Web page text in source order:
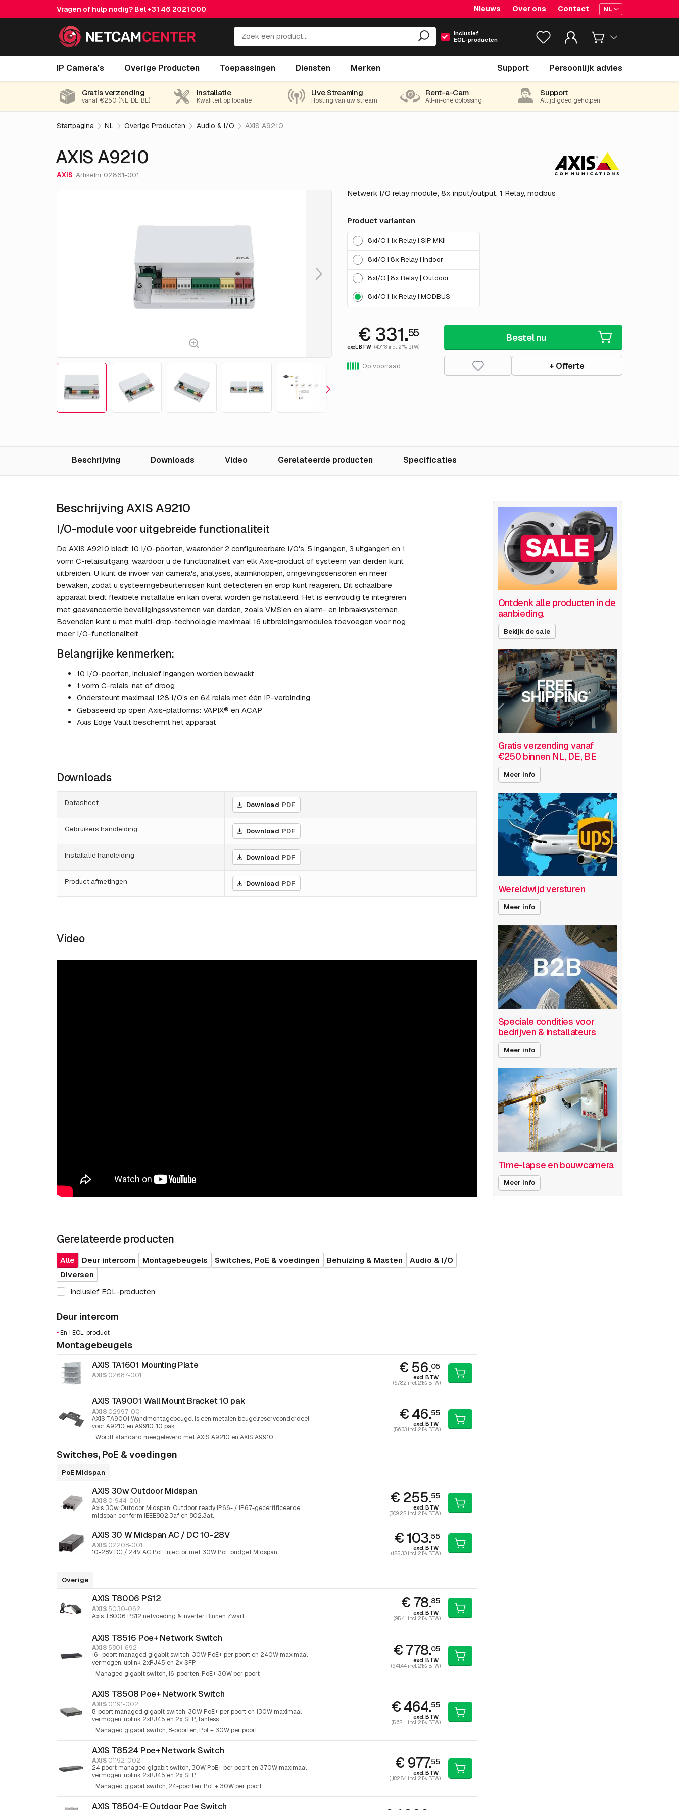
Vragen of hulp nodig? Bel+31 46 2021 000 Nieuws Over ons Contact NL
Inclusief
EOL-producten
IP Camera's Overige Producten Toepassingen Diensten Merken Support Persoonlijk advies
AXIS A9210 € 331.55
Gratis verzending
vanaf €250 (NL, DE, BE)
Installatie
Kwaliteit op locatie
Live Streaming
Hosting van uw stream
Rent-a-Cam
All-in-one oplossing
Support
Altijd goed geholpen
Startpagina NL Overige Producten Audio & I/O AXIS A9210
AXIS A9210
AXIS Artikelnr 02861-001
Netwerk I/O relay module, 8x input/output, 1 Relay, modbus
Product varianten
8xI/O | 1x Relay | SIP MKII
8xI/O | 8x Relay | Indoor
8xI/O | 8x Relay | Outdoor
8xI/O | 1x Relay | MODBUS
€ 331.55
excl. BTW (401.18 incl. 21% BTW)
Op voorraad
Bestel nu
+ Offerte
Beschrijving Downloads Video Gerelateerde producten Specificaties
Beschrijving AXIS A9210
I/O-module voor uitgebreide functionaliteit
De AXIS A9210 biedt 10 I/O-poorten, waaronder 2 configureerbare I/O's, 5 ingangen, 3 uitgangen en 1
vorm C-relaisuitgang, waardoor u de functionaliteit van elk Axis-product of systeem van derden kunt
uitbreiden. U kunt de invoer van camera's, analyses, alarmknoppen, omgevingssensoren en meer
bewaken, zodat u systeemgebeurtenissen kunt detecteren en erop kunt reageren. Dit schaalbare
apparaat biedt flexibele installatie en kan overal worden geïnstalleerd. Het is eenvoudig te integreren
met geavanceerde beveiligingssystemen van derden, zoals VMS'en en alarm- en inbraaksystemen.
Bovendien kunt u met multi-drop-technologie maximaal 16 uitbreidingsmodules toevoegen voor nog
meer I/O-functionaliteit.
Belangrijke kenmerken:
10 I/O-poorten, inclusief ingangen worden bewaakt
1 vorm C-relais, nat of droog
Ondersteunt maximaal 128 I/O's en 64 relais met één IP-verbinding
Gebaseerd op open Axis-platforms: VAPIX® en ACAP
Axis Edge Vault beschermt het apparaat
Downloads
Datasheet Download PDF
Gebruikers handleiding Download PDF
Installatie handleiding Download PDF
Product afmetingen Download PDF
Video
Gerelateerde producten
Alle Deur intercom Montagebeugels Switches, PoE & voedingen Behuizing & Masten
Audio & I/O
Diversen
Inclusief EOL-producten
Deur intercom
• En 1 EOL-product
Montagebeugels
AXIS TA1601 Mounting Plate
AXIS 02687-001 € 56.05
excl. BTW
(67.82 incl. 21% BTW)
AXIS TA9001 Wall Mount Bracket 10 pak
AXIS 02997-001
AXIS TA9001 Wandmontagebeugel is een metalen beugelreserveonderdeel
voor A9210 en A9910. 10 pak
Wordt standard meegeleverd met AXIS A9210 en AXIS A9910
€ 46.55
excl. BTW
(56.33 incl. 21% BTW)
Switches, PoE & voedingen
PoE Midspan
AXIS 30w Outdoor Midspan
AXIS 01944-001
Axis 30w Outdoor Midspan, Outdoor ready IP66- / IP67-gecertificeerde
midspan conform IEEE802.3af en 802.3at.
€ 255.55
excl. BTW
(309.22 incl. 21% BTW)
AXIS 30 W Midspan AC / DC 10-28V
AXIS 02208-001
10-28V DC / 24V AC PoE injector met 30W PoE budget Midspan,
€ 103.55
excl. BTW
(125.30 incl. 21% BTW)
Overige
AXIS T8006 PS12
AXIS 5030-062
Axis T8006 PS12 netvoeding & inverter Binnen Zwart
€ 78.85
excl. BTW
(95.41 incl. 21% BTW)
AXIS T8516 Poe+ Network Switch
AXIS 5801-692
16- poort managed gigabit switch, 30W PoE+ per poort en 240W maximaal
vermogen, uplink 2xRJ45 en 2x SFP
Managed gigabit switch 16-poorten PoE+ 30W per poort
€ 778.05
excl. BTW
(941.44 incl. 21% BTW)
AXIS T8508 Poe+ Network Switch
AXIS 01191-002
8-poort managed gigabit switch, 30W PoE+ per poort en 130W maximaal
vermogen, uplink 2xRJ45 en 2x SFP, fanless
Managed gigabit switch 8-poorten PoE+ 30W per poort
€ 464.55
excl. BTW
(562.11 incl. 21% BTW)
AXIS T8524 Poe+ Network Switch
AXIS 01192-002
24 poort managed gigabit switch, 30W PoE+ per poort en 370W maximaal
vermogen, uplink 2xRJ45 en 2x SFP.
Managed gigabit switch 24-poorten PoE+ 30W per poort
€ 977.55
excl. BTW
(1,182.84 incl. 21% BTW)
AXIS T8504-E Outdoor Poe Switch
Ontdenk alle producten in de
aanbieding.
Bekijk de sale
Gratis verzending vanaf
€250 binnen NL, DE, BE
Meer info
Wereldwijd versturen
Meer info
Speciale condities voor
bedrijven & installateurs
Meer info
Time-lapse en bouwcamera
Meer info